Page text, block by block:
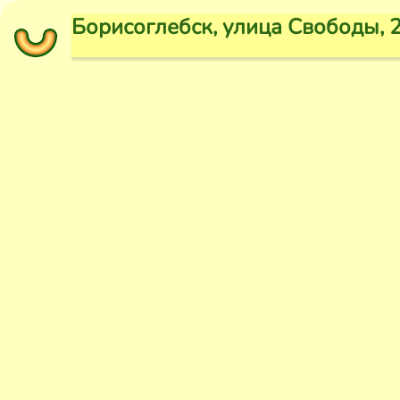
Борисоглебск, улица Свободы,